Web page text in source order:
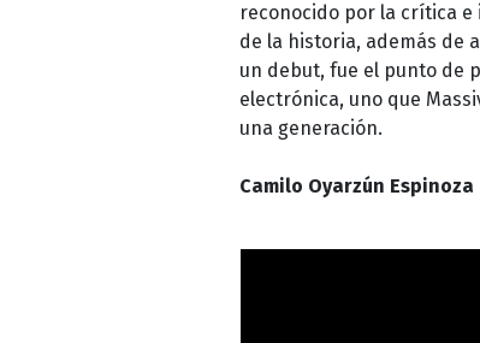
reconocido por la crítica
de la historia, además de
un debut, fue el punto de
electrónica, uno que
una generación.
Camilo Oyarzún Espinoza